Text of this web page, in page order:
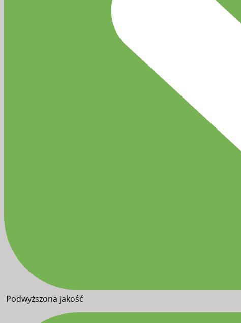
Podwyższona jakość